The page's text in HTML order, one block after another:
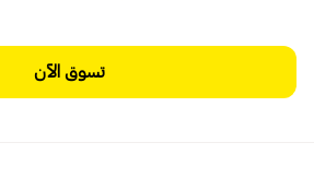
تسوق الآن